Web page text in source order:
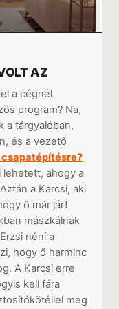
AZ
a cégnél
program? Na,
a tárgyalóban,
és a vezető
lehetett, ahogy a
a Karcsi, aki
ő már járt
mászkálnak
néni a
hogy ő harminc
A Karcsi erre
kell fára
meg